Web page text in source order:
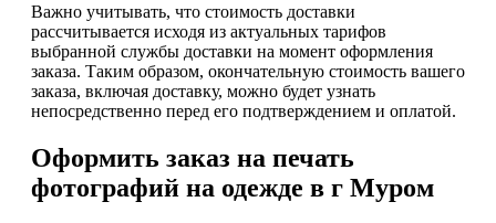
Важно учитывать, что стоимость доставки
рассчитывается исходя из актуальных тарифов
выбранной службы доставки на момент оформления
заказа. Таким образом, окончательную стоимость вашего
заказа, включая доставку, можно будет узнать
непосредственно перед его подтверждением и оплатой.
Оформить заказ на печать
фотографий на одежде в г Муром